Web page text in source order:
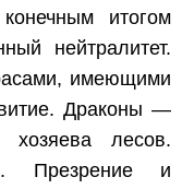
итогом
нейтралитет.
имеющими
Драконы —
лесов.
Презрение и